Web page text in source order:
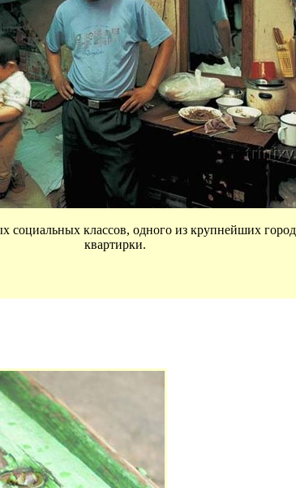
социальных классов, одного из крупнейших
квартирки.